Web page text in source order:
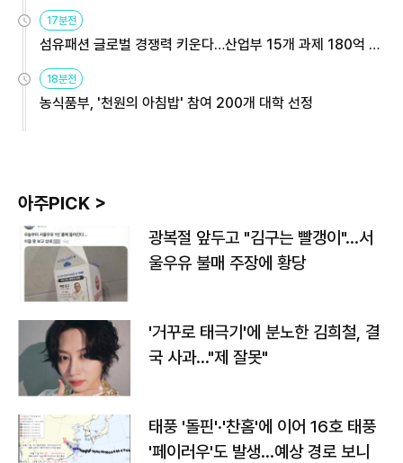
17분전
섬유패션 글로벌 경쟁력 키운다…산업부 15개 과제 180억 지
18분전
농식품부, '천원의 아침밥' 참여 200개 대학 선정
아주PICK >
광복절 앞두고 "김구는 빨갱이"…서
울우유 불매 주장에 황당
'거꾸로 태극기'에 분노한 김희철, 결
국 사과…"제 잘못"
태풍 '돌핀'·'찬홈'에 이어 16호 태풍
'페이러우'도 발생…예상 경로 보니